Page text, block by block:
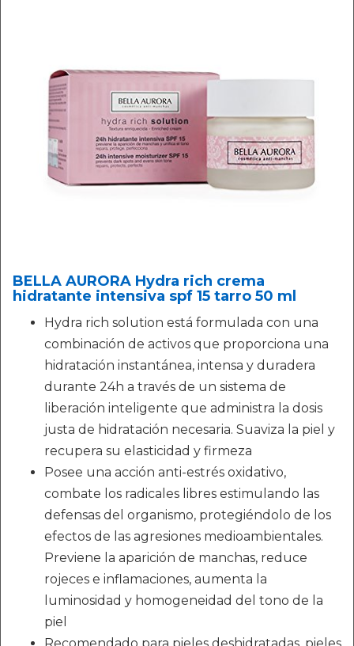
BELLA AURORA Hydra rich crema
hidratante intensiva spf 15 tarro 50 ml
Hydra rich solution está formulada con una
combinación de activos que proporciona una
hidratación instantánea, intensa y duradera
durante 24h a través de un sistema de
liberación inteligente que administra la dosis
justa de hidratación necesaria. Suaviza la piel y
recupera su elasticidad y firmeza
Posee una acción anti-estrés oxidativo,
combate los radicales libres estimulando las
defensas del organismo, protegiéndolo de los
efectos de las agresiones medioambientales.
Previene la aparición de manchas, reduce
rojeces e inflamaciones, aumenta la
luminosidad y homogeneidad del tono de la
piel